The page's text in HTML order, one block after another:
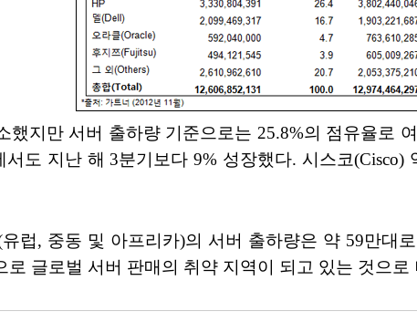
했지만 서버 출하량 기준으로는 25.8%의 점유율로
도 지난 해 3분기보다 9% 성장했다. 시스코
럽, 중동 및 아프리카)의 서버 출하량은 약 59만대
로 글로벌 서버 판매의 취약 지역이 되고 있는 것으로